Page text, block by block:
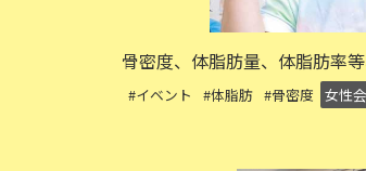
骨密度、体脂肪量、体脂肪率
#イベント #体脂肪 #骨密度 女性